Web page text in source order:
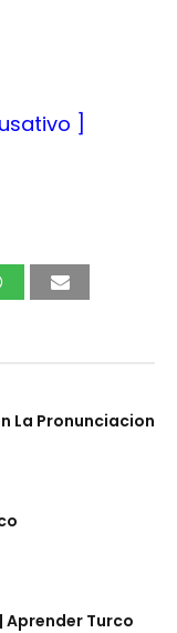
]
La Pronunciacion
Aprender Turco